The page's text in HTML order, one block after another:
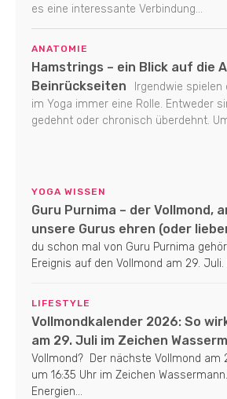
es eine interessante Verbindung...
ANATOMIE
Hamstrings – ein Blick auf die
Beinrückseiten
Irgendwie
im Yoga immer eine Rolle. Entweder
gedehnt oder chronisch überdehnt.
YOGA WISSEN
Guru Purnima – der Vollmond,
unsere Gurus ehren (oder
du schon mal von Guru Purnima
Ereignis auf den Vollmond am 29. Juli.
LIFESTYLE
Vollmondkalender 2026: So
am 29. Juli im Zeichen
Vollmond? Der nächste Vollmond am
um 16:35 Uhr im Zeichen
Energien...